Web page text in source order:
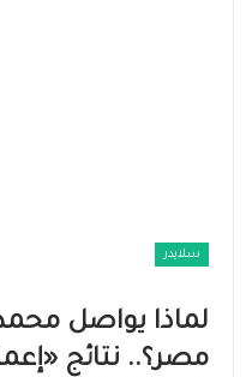
سلايدر
لماذا يواصل محمد
مصر؟.. نتائج